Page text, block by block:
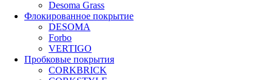
Desoma Grass
Флокированное покрытие
DESOMA
Forbo
VERTIGO
Пробковые покрытия
CORKBRICK